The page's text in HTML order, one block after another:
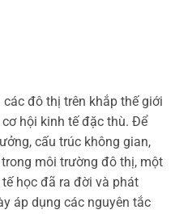
đô thị trên khắp thế giới
hội kinh tế đặc thù. Để
cấu trúc không gian,
môi trường đô thị, một
học đã ra đời và phát
áp dụng các nguyên tắc